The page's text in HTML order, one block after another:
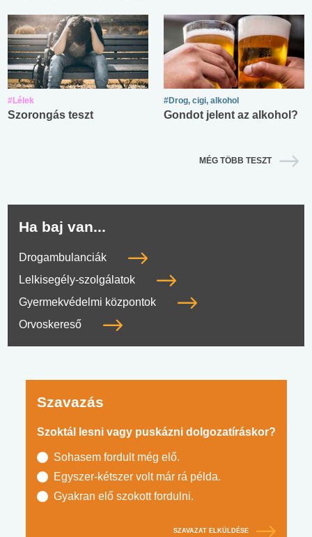
#Lélek
Szorongás teszt
#Drog, cigi, alkohol
Gondot jelent az alkohol?
MÉG TÖBB TESZT
Ha baj van...
Drogambulanciák
Lelkisegély-szolgálatok
Gyermekvédelmi központok
Orvoskereső
Szavazás
Szoktál lesni vagy puskázni dolgozatíráskor?
Sohasem fordult még elő.
Egyszer-kétszer volt már rá példa.
Gyakran elő szokott fordulni.
SZAVAZAT ELKÜLDÉSE